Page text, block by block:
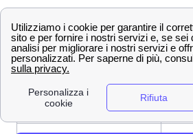
✔ Modalità per
800 900 134
[email protected]